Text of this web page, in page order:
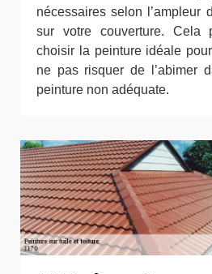
nécessaires selon l’ampleur
sur votre couverture. Cela
choisir la peinture idéale
ne pas risquer de l’abimer
peinture non adéquate.